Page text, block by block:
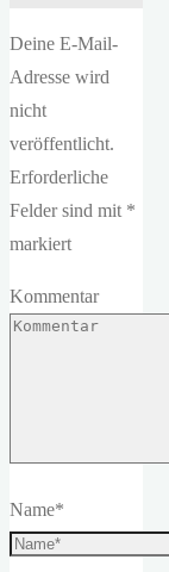
Deine E-Mail-
Adresse wird
nicht
veröffentlicht.
Erforderliche
Felder sind mit *
markiert
Kommentar
Name*